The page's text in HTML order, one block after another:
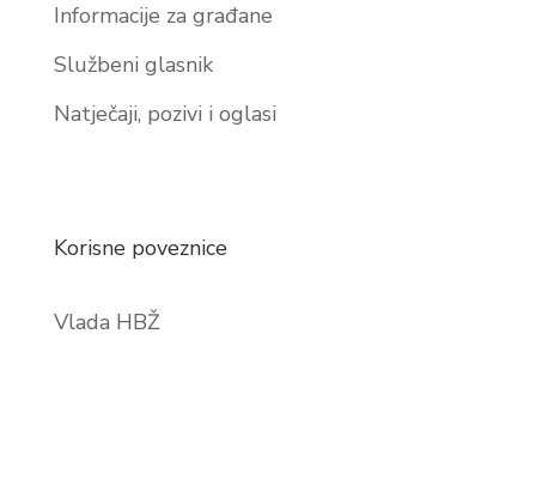
Informacije za građane
Službeni glasnik
Natječaji, pozivi i oglasi
Korisne poveznice
Vlada HBŽ